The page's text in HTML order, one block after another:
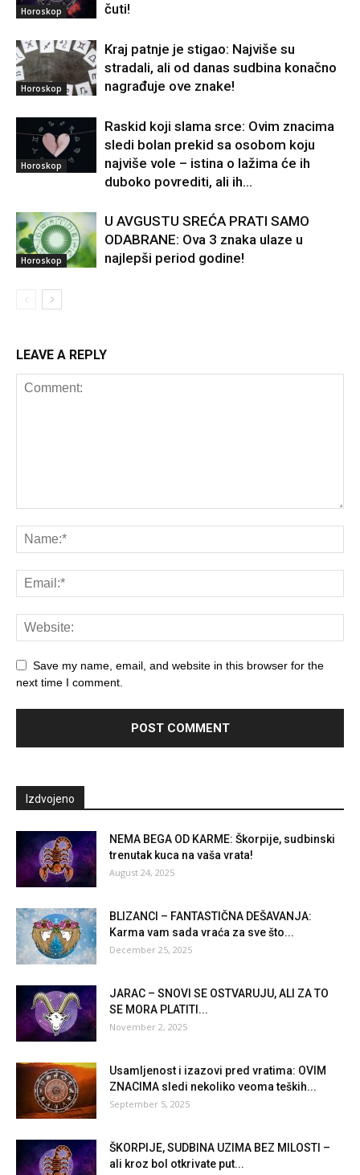
Horoskop
čuti!
Horoskop
Kraj patnje je stigao: Najviše su
stradali, ali od danas sudbina konačno
nagrađuje ove znake!
Horoskop
Raskid koji slama srce: Ovim znacima
sledi bolan prekid sa osobom koju
najviše vole – istina o lažima će ih
duboko povrediti, ali ih...
Horoskop
U AVGUSTU SREĆA PRATI SAMO
ODABRANE: Ova 3 znaka ulaze u
najlepši period godine!
LEAVE A REPLY
Save my name, email, and website in this browser for the
next time I comment.
Izdvojeno
NEMA BEGA OD KARME: Škorpije, sudbinski
trenutak kuca na vaša vrata!
August 24, 2025
BLIZANCI – FANTASTIČNA DEŠAVANJA:
Karma vam sada vraća za sve što...
December 25, 2025
JARAC – SNOVI SE OSTVARUJU, ALI ZA TO
SE MORA PLATITI...
November 2, 2025
Usamljenost i izazovi pred vratima: OVIM
ZNACIMA sledi nekoliko veoma teških...
September 5, 2025
ŠKORPIJE, SUDBINA UZIMA BEZ MILOSTI –
ali kroz bol otkrivate put...